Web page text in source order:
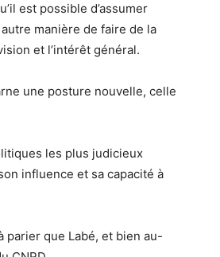
est possible d’assumer
manière de faire de la
et l’intérêt général.
une posture nouvelle, celle
les plus judicieux
influence et sa capacité à
parier que Labé, et bien au-